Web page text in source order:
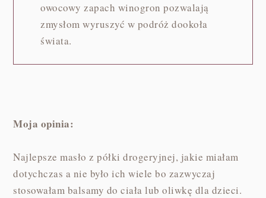
owocowy zapach winogron pozwalają
zmysłom wyruszyć w podróż dookoła
świata.
Moja opinia:
Najlepsze masło z półki drogeryjnej, jakie miałam
dotychczas a nie było ich wiele bo zazwyczaj
stosowałam balsamy do ciała lub oliwkę dla dzieci.